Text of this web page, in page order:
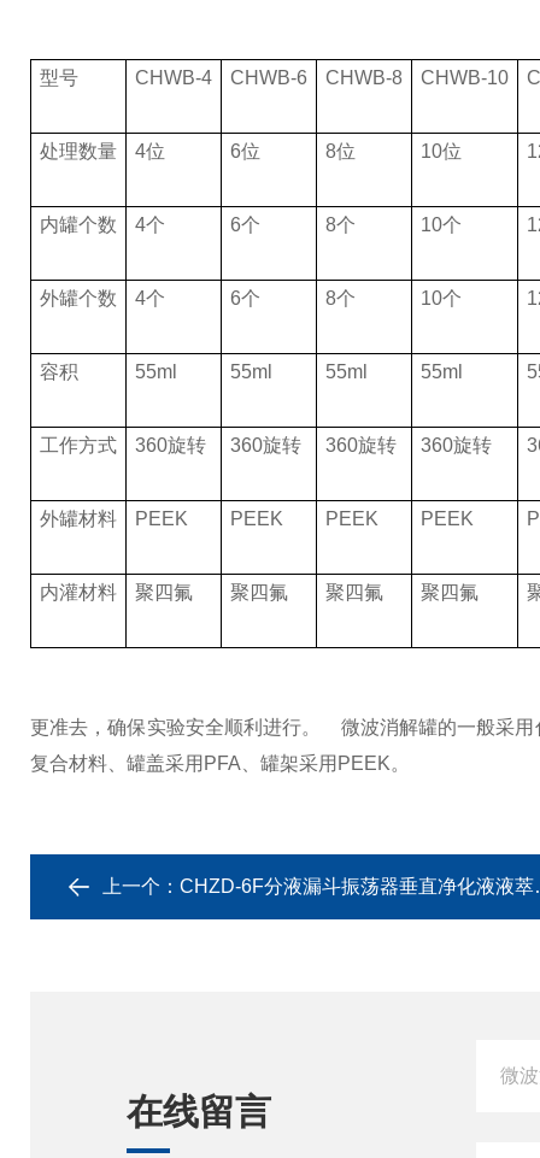
型号 CHWB-4 CHWB-6 CHWB-8 CHWB-10
处理数量 4位 6位 8位 10位
内罐个数 4个 6个 8个 10个
外罐个数 4个 6个 8个 10个
容积 55ml 55ml 55ml 55ml
工作方式 360旋转 360旋转 360旋转 360旋转
外罐材料 PEEK PEEK PEEK PEEK
内灌材料 聚四氟 聚四氟 聚四氟 聚四氟
更准去，确保实验安全顺利进行。
微波消解罐的一般采用
复合材料、罐盖采用PFA、罐架采用PEEK。
上一个： CHZD-6F分液漏斗振荡器垂直净化液液萃取装置
在线留言